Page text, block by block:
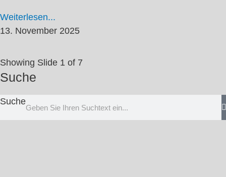
Weiterlesen...
13. November 2025
Showing Slide 1 of 7
Suche
Suche